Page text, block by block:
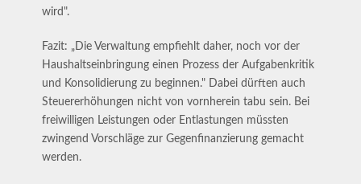
wird".
Fazit: „Die Verwaltung empfiehlt daher, noch vor der
Haushaltseinbringung einen Prozess der Aufgabenkritik
und Konsolidierung zu beginnen." Dabei dürften auch
Steuererhöhungen nicht von vornherein tabu sein. Bei
freiwilligen Leistungen oder Entlastungen müssten
zwingend Vorschläge zur Gegenfinanzierung gemacht
werden.